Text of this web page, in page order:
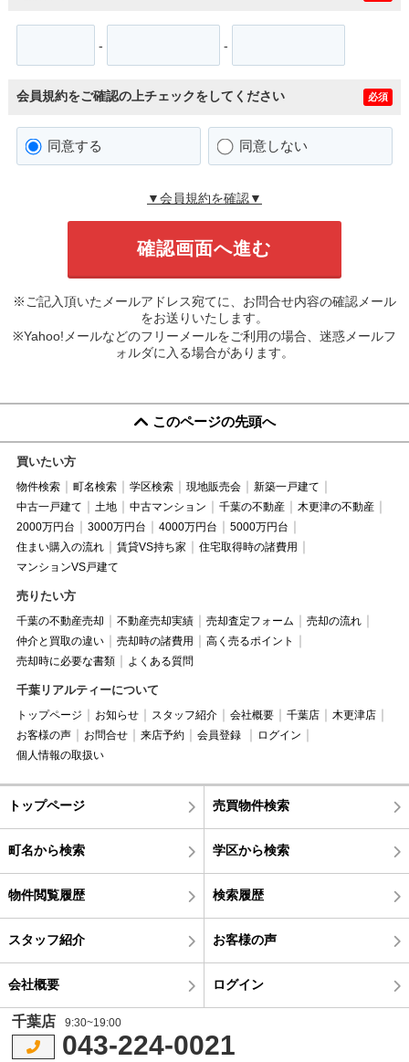
- -
会員規約をご確認の上チェックをしてください 必須
同意する 同意しない
▼会員規約を確認▼
※ご記入頂いたメールアドレス宛てに、お問合せ内容の確認メール
をお送りいたします。
※Yahoo!メールなどのフリーメールをご利用の場合、迷惑メールフ
ォルダに入る場合があります。
このページの先頭へ
買いたい方
物件検索 町名検索 学区検索 現地販売会
新築一戸建て
中古一戸建て
土地 中古マンション 千葉の不動産
木更津の不動産
2000万円台
3000万円台 4000万円台
5000万円台
住まい購入の流れ
賃貸VS持ち家
住宅取得時の諸費用
マンションVS戸建て
売りたい方
千葉の不動産売却 不動産売却実績 売却査定フォーム
売却の流れ
仲介と買取の違い
売却時の諸費用
高く売るポイント
売却時に必要な書類
よくある質問
千葉リアルティーについて
トップページ お知らせ スタッフ紹介 会社概要 千葉店
木更津店
お客様の声
お問合せ 来店予約 会員登録
ログイン
個人情報の取扱い
トップページ 売買物件検索
町名から検索 学区から検索
物件閲覧履歴 検索履歴
スタッフ紹介 お客様の声
会社概要 ログイン
千葉店 9:30~19:00
043-224-0021